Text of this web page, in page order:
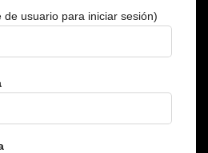
de usuario para iniciar sesión)